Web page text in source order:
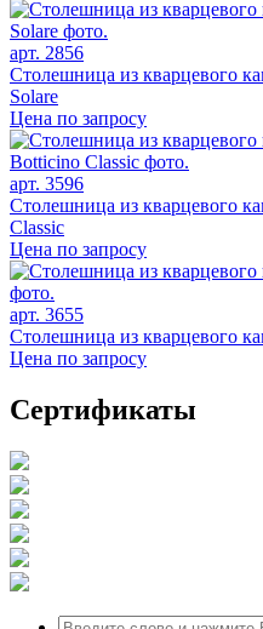
арт. 2856
Столешница из кварцевого
Solare
Цена по запросу
арт. 3596
Столешница из кварцевого
Classic
Цена по запросу
арт. 3655
Столешница из кварцевого
Цена по запросу
Сертификаты